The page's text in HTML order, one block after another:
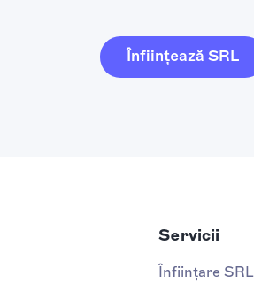
Înființează SRL
Servicii
Înființare SRL